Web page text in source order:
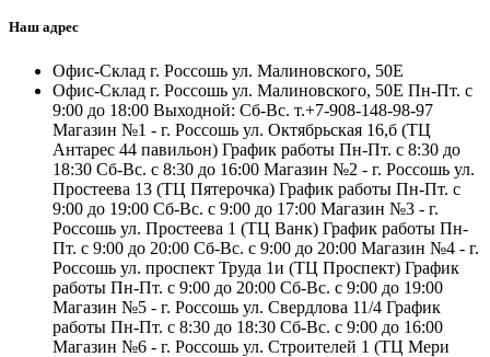
Наш адрес
Офис-Склад г. Россошь ул. Малиновского, 50Е
Офис-Склад г. Россошь ул. Малиновского, 50Е Пн-Пт. с
9:00 до 18:00 Выходной: Сб-Вс. т.+7-908-148-98-97
Магазин №1 - г. Россошь ул. Октябрьская 16,б (ТЦ
Антарес 44 павильон) График работы Пн-Пт. с 8:30 до
18:30 Сб-Вс. с 8:30 до 16:00 Магазин №2 - г. Россошь ул.
Простеева 13 (ТЦ Пятерочка) График работы Пн-Пт. с
9:00 до 19:00 Сб-Вс. с 9:00 до 17:00 Магазин №3 - г.
Россошь ул. Простеева 1 (ТЦ Ванк) График работы Пн-
Пт. с 9:00 до 20:00 Сб-Вс. с 9:00 до 20:00 Магазин №4 - г.
Россошь ул. проспект Труда 1и (ТЦ Проспект) График
работы Пн-Пт. с 9:00 до 20:00 Сб-Вс. с 9:00 до 19:00
Магазин №5 - г. Россошь ул. Свердлова 11/4 График
работы Пн-Пт. с 8:30 до 18:30 Сб-Вс. с 9:00 до 16:00
Магазин №6 - г. Россошь ул. Строителей 1 (ТЦ Мери